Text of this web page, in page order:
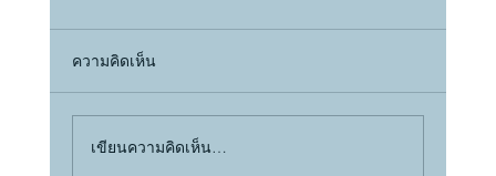
ความคิดเห็น
เขียนความคิดเห็น…